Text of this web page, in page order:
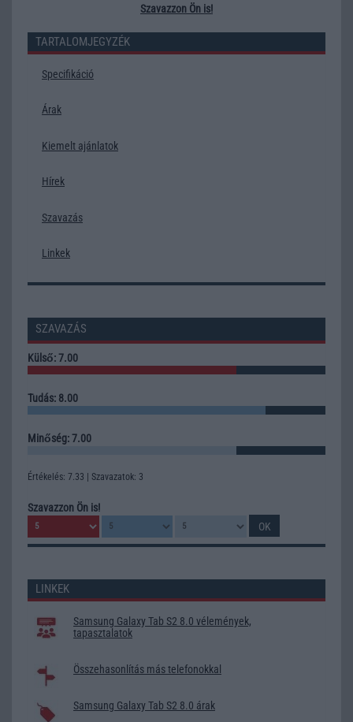
Szavazzon Ön is!
TARTALOMJEGYZÉK
Specifikáció
Árak
Kiemelt ajánlatok
Hírek
Szavazás
Linkek
SZAVAZÁS
Külső: 7.00
Tudás: 8.00
Minőség: 7.00
Értékelés: 7.33 | Szavazatok: 3
Szavazzon Ön is!
LINKEK
Samsung Galaxy Tab S2 8.0 vélemények,
tapasztalatok
Összehasonlítás más telefonokkal
Samsung Galaxy Tab S2 8.0 árak